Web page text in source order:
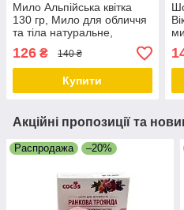
Мило Альпійська квітка
130 гр, Мило для обличчя
та тіла натуральне,
для тіла ТМ Cocos
126 ₴ 140 ₴
Купити
Акційні пропозиції та
Распродажа –20%